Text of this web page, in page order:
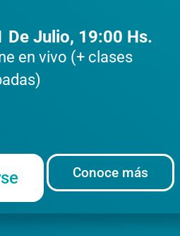
De Julio, 19:00 Hs.
en vivo (+ clases
Conoce más